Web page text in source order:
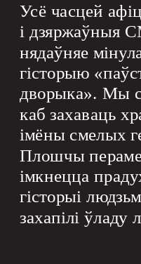
Усё часцей
і дзяржаўныя
нядаўняе
гісторыю
дворыка». Мы
каб захаваць
імёны смелых
Плошчы
імкнецца
гісторыі
захапілі ўладу